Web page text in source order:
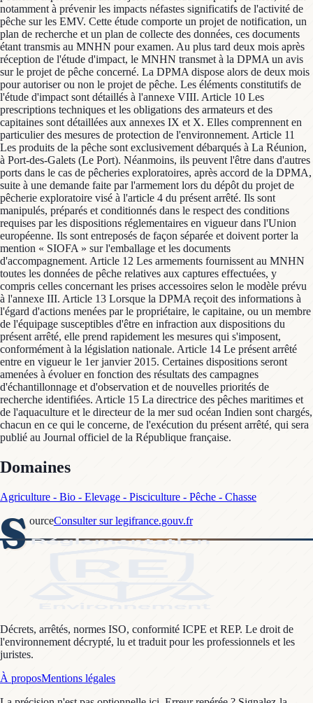
notamment à prévenir les impacts néfastes significatifs de l'activité de
pêche sur les EMV. Cette étude comporte un projet de notification, un
plan de recherche et un plan de collecte des données, ces documents
étant transmis au MNHN pour examen. Au plus tard deux mois après
réception de l'étude d'impact, le MNHN transmet à la DPMA un avis
sur le projet de pêche concerné. La DPMA dispose alors de deux mois
pour autoriser ou non le projet de pêche. Les éléments constitutifs de
l'étude d'impact sont détaillés à l'annexe VIII. Article 10 Les
prescriptions techniques et les obligations des armateurs et des
capitaines sont détaillées aux annexes IX et X. Elles comprennent en
particulier des mesures de protection de l'environnement. Article 11
Les produits de la pêche sont exclusivement débarqués à La Réunion,
à Port-des-Galets (Le Port). Néanmoins, ils peuvent l'être dans d'autres
ports dans le cas de pêcheries exploratoires, après accord de la DPMA,
suite à une demande faite par l'armement lors du dépôt du projet de
pêcherie exploratoire visé à l'article 4 du présent arrêté. Ils sont
manipulés, préparés et conditionnés dans le respect des conditions
requises par les dispositions réglementaires en vigueur dans l'Union
européenne. Ils sont entreposés de façon séparée et doivent porter la
mention « SIOFA » sur l'emballage et les documents
d'accompagnement. Article 12 Les armements fournissent au MNHN
toutes les données de pêche relatives aux captures effectuées, y
compris celles concernant les prises accessoires selon le modèle prévu
à l'annexe III. Article 13 Lorsque la DPMA reçoit des informations à
l'égard d'actions menées par le propriétaire, le capitaine, ou un membre
de l'équipage susceptibles d'être en infraction aux dispositions du
présent arrêté, elle prend rapidement les mesures qui s'imposent,
conformément à la législation nationale. Article 14 Le présent arrêté
entre en vigueur le 1er janvier 2015. Certaines dispositions seront
amenées à évoluer en fonction des résultats des campagnes
d'échantillonnage et d'observation et de nouvelles priorités de
recherche identifiées. Article 15 La directrice des pêches maritimes et
de l'aquaculture et le directeur de la mer sud océan Indien sont chargés,
chacun en ce qui le concerne, de l'exécution du présent arrêté, qui sera
publié au Journal officiel de la République française.
Domaines
Agriculture - Bio - Elevage - Pisciculture - Pêche - Chasse
S ourceConsulter sur legifrance.gouv.fr
Décrets, arrêtés, normes ISO, conformité ICPE et REP. Le droit de
l'environnement décrypté, lu et traduit pour les professionnels et les
juristes.
À proposMentions légales